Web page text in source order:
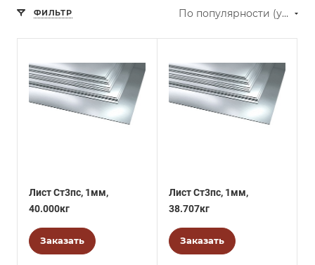
ФИЛЬТР По популярности (убывание)
Лист Ст3пс, 1мм,
40.000кг
Заказать
Лист Ст3пс, 1мм,
38.707кг
Заказать